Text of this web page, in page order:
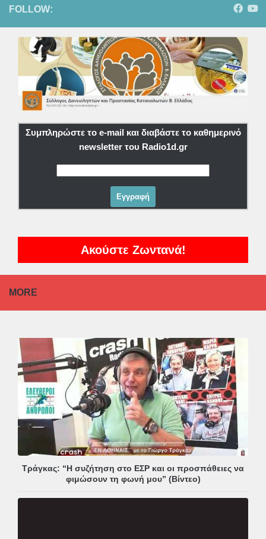
FOLLOW:
Συμπληρώστε το e-mail και διαβάστε το καθημερινό
newsletter του Radio1d.gr
Ακούστε Ζωντανά!
MORE
Τράγκας: “Η συζήτηση στο ΕΣΡ και οι προσπάθειες να
φιμώσουν τη φωνή μου” (Βίντεο)